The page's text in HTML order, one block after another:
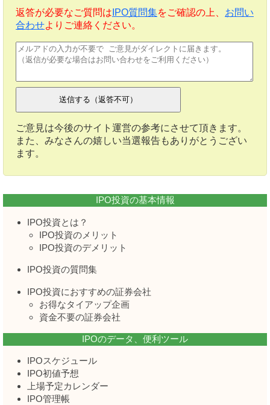
返答が必要なご質問は IPO質問集をご確認の上、 お問い
合わせよりご連絡ください。
ご意見は今後のサイト運営の参考にさせて頂きます。
また、みなさんの嬉しい当選報告もありがとうござい
ます。
IPO投資の基本情報
IPO投資とは？
IPO投資のメリット
IPO投資のデメリット
IPO投資の質問集
IPO投資におすすめの証券会社
お得なタイアップ企画
資金不要の証券会社
IPOのデータ、便利ツール
IPOスケジュール
IPO初値予想
上場予定カレンダー
IPO管理帳